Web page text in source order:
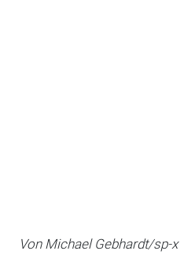
Von Michael Gebhardt/sp-x